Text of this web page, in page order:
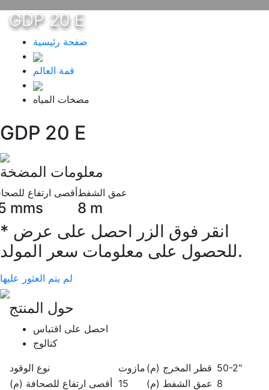
GDP 20 E
صفحة رئيسية
قمة العالم
مضخات المياه
GDP 20 E
معلومات المضخة
أقصى ارتفاع
mms
عمق الشفط
8 m
* انقر فوق الزر احصل على عرض
للحصول على معلومات سعر المولد.
لم يتم العثور عليها
حول المنتج
احصل على اقتباس
كتالوج
نوع الوقود مازوت قطر المخرج (م) 50-2"
أقصى ارتفاع للصحافة (م) 15 عمق الشفط (م) 8